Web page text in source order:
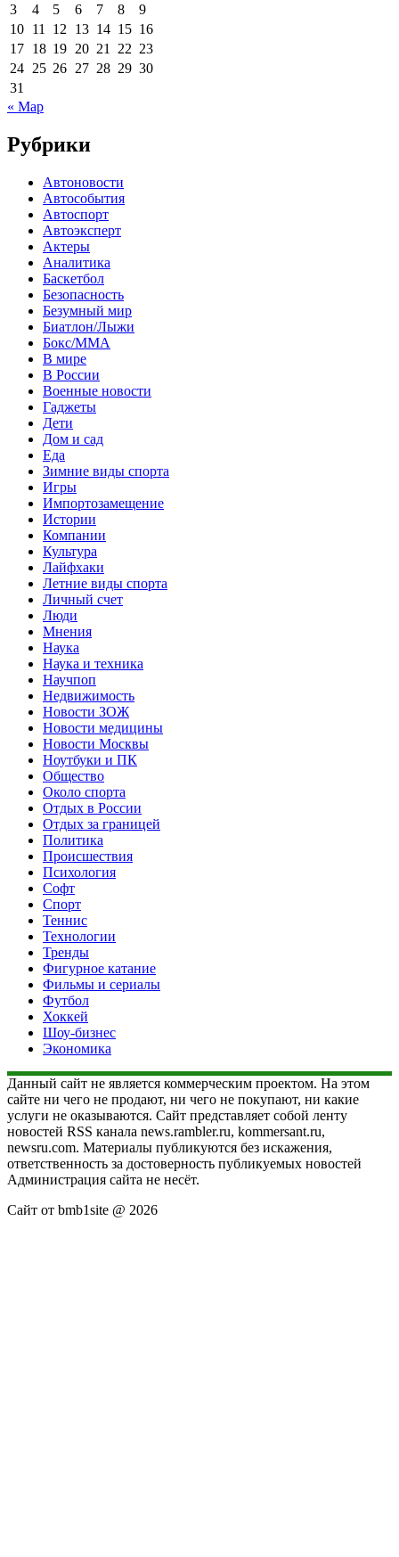
3
4 5 6 7 8
9
10 11 12 13 14 15 16
17 18 19 20 21 22 23
24 25 26 27 28 29 30
31
« Мар
Рубрики
Автоновости
Автособытия
Автоспорт
Автоэксперт
Актеры
Аналитика
Баскетбол
Безопасность
Безумный мир
Биатлон/Лыжи
Бокс/MMA
В мире
В России
Военные новости
Гаджеты
Дети
Дом и сад
Еда
Зимние виды спорта
Игры
Импортозамещение
Истории
Компании
Культура
Лайфхаки
Летние виды спорта
Личный счет
Люди
Мнения
Наука
Наука и техника
Научпоп
Недвижимость
Новости ЗОЖ
Новости медицины
Новости Москвы
Ноутбуки и ПК
Общество
Около спорта
Отдых в России
Отдых за границей
Политика
Происшествия
Психология
Софт
Спорт
Теннис
Технологии
Тренды
Фигурное катание
Фильмы и сериалы
Футбол
Хоккей
Шоу-бизнес
Экономика
Данный сайт не является коммерческим проектом. На этом
сайте ни чего не продают, ни чего не покупают, ни какие
услуги не оказываются. Сайт представляет собой ленту
новостей RSS канала news.rambler.ru, kommersant.ru,
newsru.com. Материалы публикуются без искажения,
ответственность за достоверность публикуемых новостей
Администрация сайта не несёт.
Сайт от bmb1site @ 2026